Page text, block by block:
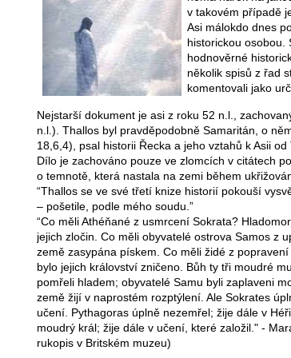
v takovém případě
Asi málokdo dnes
historickou osobou.
hodnověrné
několik spisů z řad
komentovali jako
Nejstarší dokument je asi z roku 52 n.l.,
n.l.). Thallos byl pravděpodobně Samaritán, o
18,6,4), psal historii Řecka a jeho vztahů k Asii
Dílo je zachováno pouze ve zlomcích v citátech
o temnotě, která nastala na zemi během
“Thallos se ve své třetí knize historií pokouší
– pošetile, podle mého soudu.”
“Co měli Athéňané z usmrcení Sokrata?
jejich zločin. Co měli obyvatelé ostrova Samos z
země zasypána pískem. Co měli židé z
bylo jejich království zničeno. Bůh ty tři moudré
pomřeli hladem; obyvatelé Samu byli zaplaveni
země žijí v naprostém rozptýlení. Ale Sokrates
učení. Pythagoras úplně nezemřel; žije dále v
moudrý král; žije dále v učení, které založil." -
rukopis v Britském muzeu)